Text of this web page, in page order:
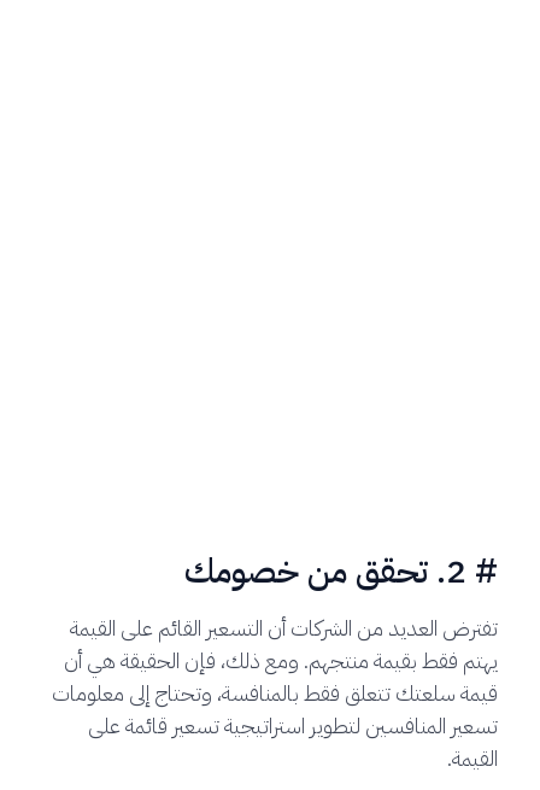
# 2. تحقق من خصومك
تفترض العديد من الشركات أن التسعير القائم على القيمة
يهتم فقط بقيمة منتجهم. ومع ذلك، فإن الحقيقة هي أن
قيمة سلعتك تتعلق فقط بالمنافسة، وتحتاج إلى معلومات
تسعير المنافسين لتطوير استراتيجية تسعير قائمة على
القيمة.